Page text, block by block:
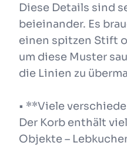
Diese Details sind
beieinander. Es
einen spitzen Stift
um diese Muster
die Linien zu
• **Viele
Der Korb enthält
Objekte –